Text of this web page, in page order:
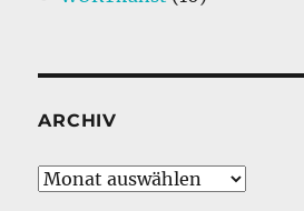
ARCHIV
Archiv